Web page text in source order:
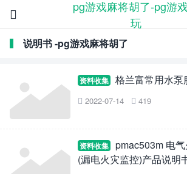
pg游戏麻将胡了-pg游
玩

说明书 -pg游戏麻将胡了
资料收集 格兰富常用水泵
 2022-07-14  419
资料收集
pmac503m 电
(漏电火灾监控)产品说明